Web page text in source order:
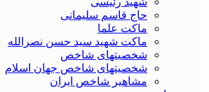
حاج قاسم سلیمانی
ماکت علما
ماکت شهید سید حسن نصرالله
شخصیتهای شاخص
شخصیتهای شاخص جهان اسلام
مشاهیر شاخص ایران